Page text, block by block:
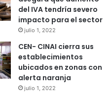
del IVA tendría severo
impacto para el sector
julio 1, 2022
CEN- CINAI cierra sus
establecimientos
ubicados en zonas con
alerta naranja
julio 1, 2022